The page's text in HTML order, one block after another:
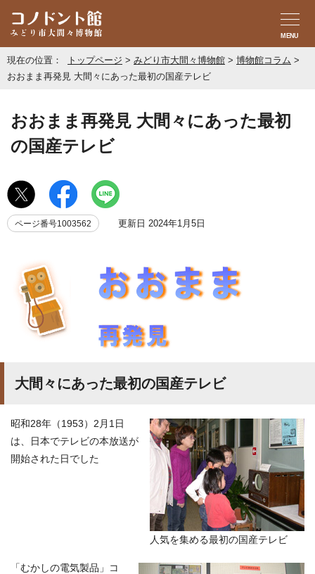
MENU
現在の位置： トップページ > みどり市大間々博物館 > 博物館コラム >
おおまま再発見 大間々にあった最初の国産テレビ
おおまま再発見 大間々にあった最初
の国産テレビ
ページ番号1003562 更新日 2024年1月5日
大間々にあった最初の国産テレビ
人気を集める最初の国産テレビ
昭和28年（1953）2月1日
は、日本でテレビの本放送が
開始された日でした
「むかしの電気製品」コ